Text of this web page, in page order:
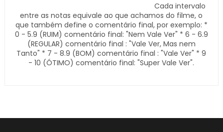
Cada intervalo
entre as notas equivale ao que achamos do filme, o
que também define o comentário final, por exemplo: *
0 - 5.9 (RUIM) comentário final: "Nem Vale Ver" * 6 - 6.9
(REGULAR) comentário final : "Vale Ver, Mas nem
Tanto" * 7 - 8.9 (BOM) comentário final : "Vale Ver" * 9
- 10 (ÓTIMO) comentário final: "Super Vale Ver".